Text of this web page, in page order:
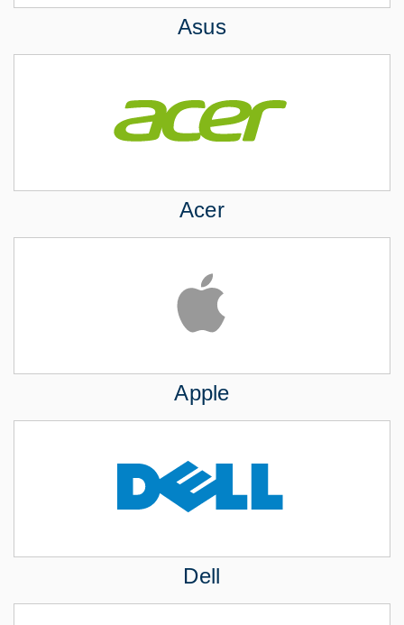
Asus
Acer
Apple
Dell